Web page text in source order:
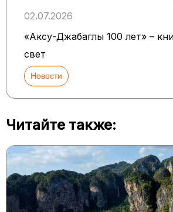
02.07.2026
«Аксу-Джабаглы 100 лет» –
свет
Новости
Читайте также: